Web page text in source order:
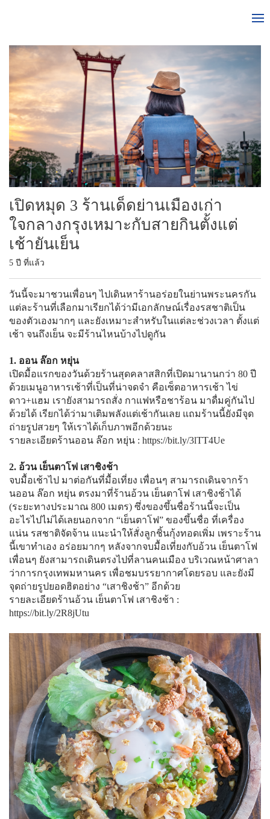
เปิดหมุด 3 ร้านเด็ดย่านเมืองเก่า
ใจกลางกรุงเหมาะกับสายกินตั้งแต่
เช้ายันเย็น
5 ปี ที่แล้ว
วันนี้จะมาชวนเพื่อนๆ ไปเดินหาร้านอร่อยในย่านพระนครกัน
แต่ละร้านที่เลือกมาเรียกได้ว่ามีเอกลักษณ์เรื่องรสชาติเป็น
ของตัวเองมากๆ และยังเหมาะสำหรับในแต่ละช่วงเวลา ตั้งแต่
เช้า จนถึงเย็น จะมีร้านไหนบ้างไปดูกัน
1. ออน ล๊อก หยุ่น
เปิดมื้อแรกของวันด้วยร้านสุดคลาสสิกที่เปิดมานานกว่า 80 ปี
ด้วยเมนูอาหารเช้าที่เป็นที่น่าจดจำ คือเซ็ตอาหารเช้า ไข่
ดาว+แฮม เรายังสามารถสั่ง กาแฟหรือชาร้อน มาดื่มคู่กันไป
ด้วยได้ เรียกได้ว่ามาเติมพลังแต่เช้ากันเลย แถมร้านนี้ยังมีจุด
ถ่ายรูปสวยๆ ให้เราได้เก็บภาพอีกด้วยนะ
รายละเอียดร้านออน ล๊อก หยุ่น : https://bit.ly/3lTT4Ue
2. อ้วน เย็นตาโฟ เสาชิงช้า
จบมื้อเช้าไป มาต่อกันที่มื้อเที่ยง เพื่อนๆ สามารถเดินจากร้า
นออน ล๊อก หยุ่น ตรงมาที่ร้านอ้วน เย็นตาโฟ เสาชิงช้าได้
(ระยะทางประมาณ 800 เมตร) ซึ่งของขึ้นชื่อร้านนี้จะเป็น
อะไรไปไม่ได้เลยนอกจาก “เย็นตาโฟ” ของขึ้นชื่อ ที่เครื่อง
แน่น รสชาติจัดจ้าน แนะนำให้สั่งลูกชิ้นกุ้งทอดเพิ่ม เพราะร้าน
นี้เขาทำเอง อร่อยมากๆ หลังจากจบมื้อเที่ยงกับอ้วน เย็นตาโฟ
เพื่อนๆ ยังสามารถเดินตรงไปที่ลานคนเมือง บริเวณหน้าศาลา
ว่าการกรุงเทพมหานคร เพื่อชมบรรยากาศโดยรอบ และยังมี
จุดถ่ายรูปยอดฮิตอย่าง “เสาชิงช้า” อีกด้วย
รายละเอียดร้านอ้วน เย็นตาโฟ เสาชิงช้า :
https://bit.ly/2R8jUtu